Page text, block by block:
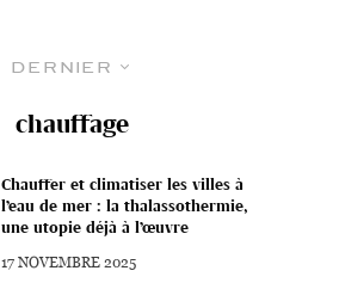
Dernier
chauffage
Chauffer et climatiser les villes à
l’eau de mer : la thalassothermie,
une utopie déjà à l’œuvre
17 NOVEMBRE 2025